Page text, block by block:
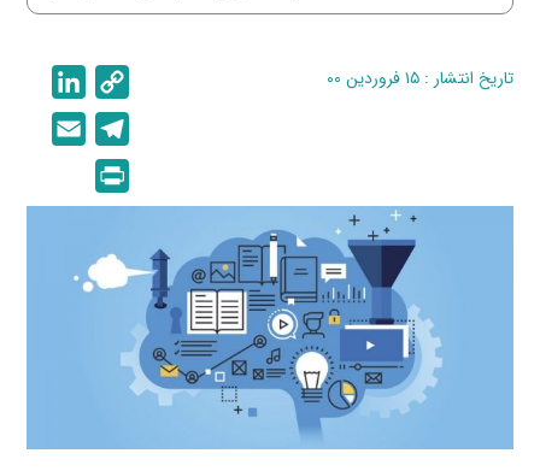
تاریخ انتشار : ۱۵ فروردین ۰۰
o
p
y
L
n
i
n
e
e
l
g
r
r
n